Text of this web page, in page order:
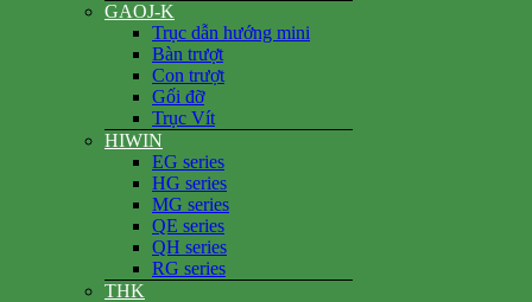
GAOJ-K
Trục dẫn hướng mini
Bàn trượt
Con trượt
Gối đỡ
Trục Vít
HIWIN
EG series
HG series
MG series
QE series
QH series
RG series
THK